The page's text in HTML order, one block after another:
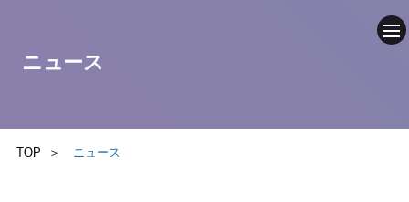
ニュース
TOP ニュース